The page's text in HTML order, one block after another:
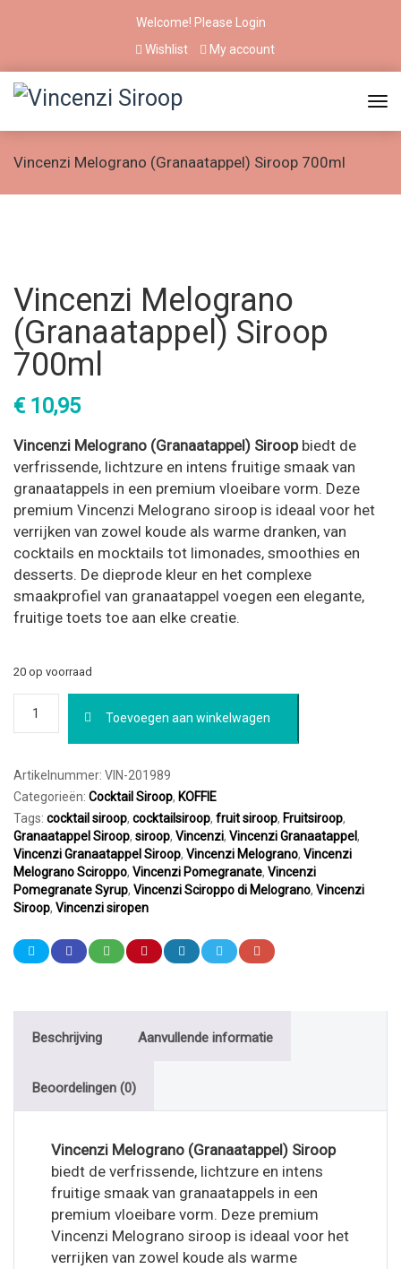
Welcome! Please
Login
Wishlist
My account
Vincenzi Melograno (Granaatappel) Siroop 700ml
Vincenzi Melograno
(Granaatappel) Siroop
700ml
€ 10,95
Vincenzi Melograno (Granaatappel) Siroopbiedt de
verfrissende, lichtzure en intens fruitige smaak van
granaatappels in een premium vloeibare vorm. Deze
premium Vincenzi Melograno siroop is ideaal voor het
verrijken van zowel koude als warme dranken, van
cocktails en mocktails tot limonades, smoothies en
desserts. De dieprode kleur en het complexe
smaakprofiel van granaatappel voegen een elegante,
fruitige toets toe aan elke creatie.
20 op voorraad
Melograno
(Granaatappel)
700ml
aantal
Toevoegen aan winkelwagen
Artikelnummer: VIN-201989
Categorieën: Cocktail Siroop, KOFFIE
Tags: cocktail siroop, cocktailsiroop, fruit siroop, Fruitsiroop,
Granaatappel Siroop, siroop, Vincenzi, Vincenzi Granaatappel,
Vincenzi Granaatappel Siroop, Vincenzi Melograno, Vincenzi
Melograno Sciroppo, Vincenzi Pomegranate, Vincenzi
Pomegranate Syrup, Vincenzi Sciroppo di Melograno, Vincenzi
Siroop, Vincenzi siropen
Beschrijving Aanvullende informatie
Beoordelingen (0)
Vincenzi Melograno (Granaatappel) Siroop
biedt de verfrissende, lichtzure en intens
fruitige smaak van granaatappels in een
premium vloeibare vorm. Deze premium
Vincenzi Melograno siroop is ideaal voor het
verrijken van zowel koude als warme